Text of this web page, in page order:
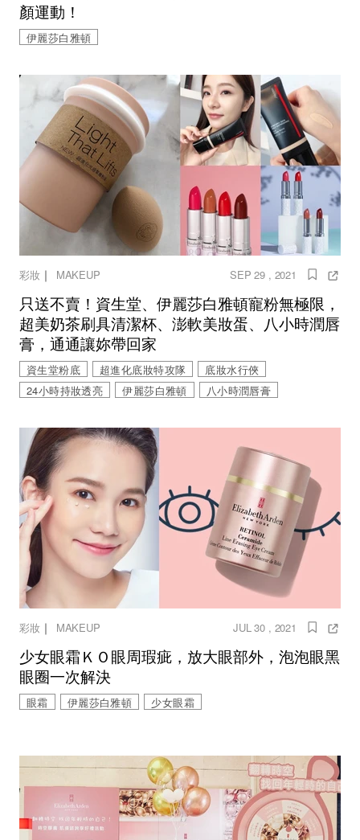
顏運動！
伊麗莎白雅頓
彩妝｜ MAKEUP SEP 29 , 2021
只送不賣！資生堂、伊麗莎白雅頓寵粉無極限，
超美奶茶刷具清潔杯、澎軟美妝蛋、八小時潤唇
膏，通通讓妳帶回家
資生堂粉底 超進化底妝特攻隊
底妝水行俠
24小時持妝透亮
伊麗莎白雅頓 八小時潤唇膏
彩妝｜ MAKEUP JUL 30 , 2021
少女眼霜ＫＯ眼周瑕疵，放大眼部外，泡泡眼黑
眼圈一次解決
眼霜 伊麗莎白雅頓 少女眼霜